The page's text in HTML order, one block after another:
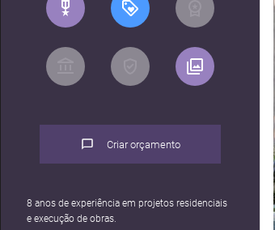
Criar orçamento
8 anos de experiência em projetos residenciais
e execução de obras.